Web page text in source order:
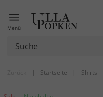
Menü
| Startseite | Shirts